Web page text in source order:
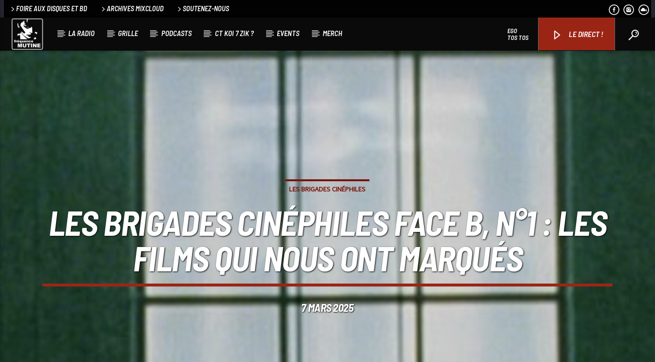
FOIRE AUX DISQUES ET BD ARCHIVES MIXCLOUD SOUTENEZ-NOUS
LA RADIO GRILLE PODCASTS CT KOI 7 ZIK ? EVENTS MERCH LE DIRECT !
EGO
TOS TOS
LES BRIGADES CINÉPHILES
LES BRIGADES CINÉPHILES FACE B, N°1 : LES
FILMS QUI NOUS ONT MARQUÉS
7 MARS 2025